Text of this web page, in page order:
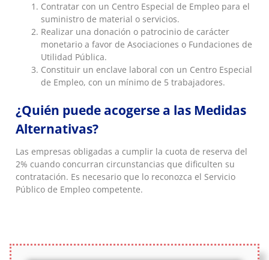
Contratar con un Centro Especial de Empleo para el
suministro de material o servicios.
Realizar una donación o patrocinio de carácter
monetario a favor de Asociaciones o Fundaciones de
Utilidad Pública.
Constituir un enclave laboral con un Centro Especial
de Empleo, con un mínimo de 5 trabajadores.
¿Quién puede acogerse a las Medidas
Alternativas?
Las empresas obligadas a cumplir la cuota de reserva del
2% cuando concurran circunstancias que dificulten su
contratación. Es necesario que lo reconozca el Servicio
Público de Empleo competente.